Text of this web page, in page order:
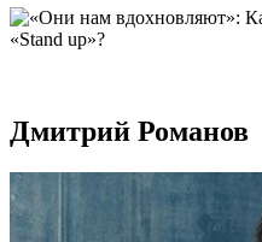
Дмитрий Романов